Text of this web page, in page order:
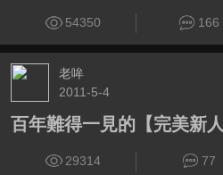
54350 166
老哞
2011-5-4
百年難得一見的【完美新人
29314 77